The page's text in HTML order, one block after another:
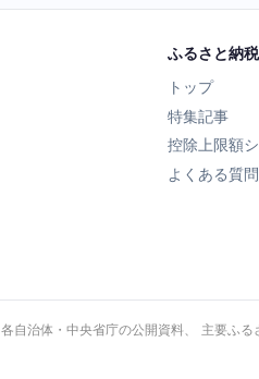
ふるさと納税
トップ
特集記事
控除上限額
よくある質問
治体・中央省庁の公開資料、 主要ふ